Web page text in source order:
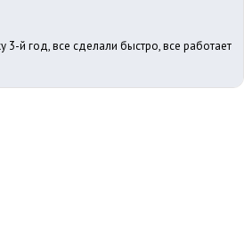
й год, все сделали быстро, все работает